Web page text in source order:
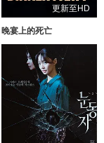
更新至HD
晚宴上的死亡